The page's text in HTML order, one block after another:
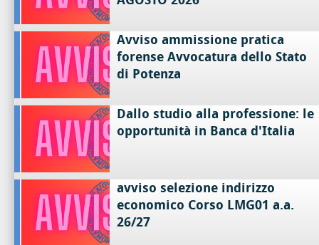
Avviso ammissione pratica
forense Avvocatura dello Stato
di Potenza
Dallo studio alla professione: le
opportunità in Banca d'Italia
avviso selezione indirizzo
economico Corso LMG01 a.a.
26/27